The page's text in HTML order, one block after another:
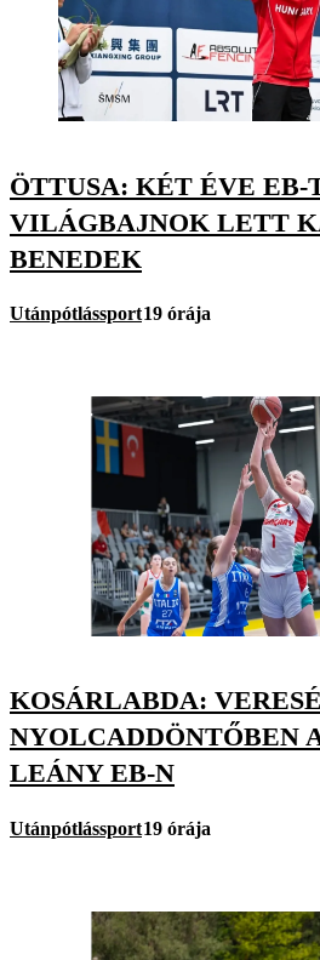
ÖTTUSA: KÉT ÉVE EB-
VILÁGBAJNOK LETT
BENEDEK
Utánpótlássport19 órája
KOSÁRLABDA:
NYOLCADDÖNTŐBEN
LEÁNY EB-N
Utánpótlássport19 órája